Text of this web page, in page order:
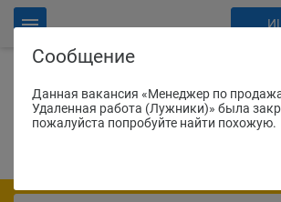
ИЩУ
Для работодателей
1655соискателей нашли работу вчера
Сообщение
Данная вакансия «Менеджер по
Удаленная работа (Лужники)» была
пожалуйста попробуйте найти похожую.